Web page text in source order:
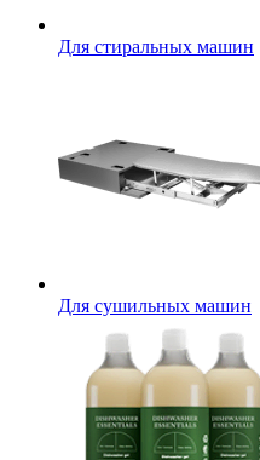
Для стиральных машин
Для сушильных машин